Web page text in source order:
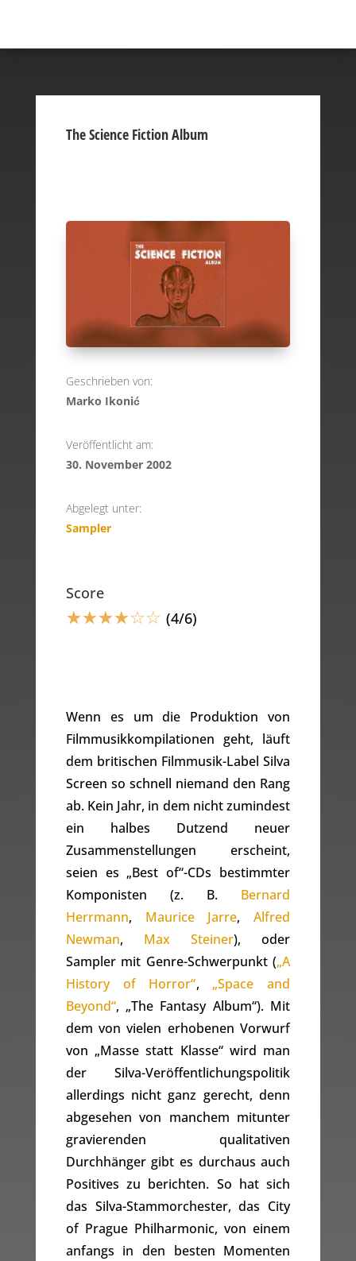
The Science Fiction Album
Geschrieben von:
Marko Ikonić
Veröffentlicht am:
30. November 2002
Abgelegt unter:
Sampler
Score
☆☆☆☆☆☆ (4/6)
Wenn es um die Produktion von
Filmmusikkompilationen geht, läuft
dem britischen Filmmusik-Label Silva
Screen so schnell niemand den Rang
ab. Kein Jahr, in dem nicht zumindest
ein halbes Dutzend neuer
Zusammenstellungen erscheint,
seien es „Best of“-CDs bestimmter
Komponisten (z. B. Bernard
Herrmann, Maurice Jarre,Alfred
Newman, Max Steiner), oder
Sampler mit Genre-Schwerpunkt („A
History of Horror“, „Space and
Beyond“, „The Fantasy Album“). Mit
dem von vielen erhobenen Vorwurf
von „Masse statt Klasse“ wird man
der Silva-Veröffentlichungspolitik
allerdings nicht ganz gerecht, denn
abgesehen von manchem mitunter
gravierenden qualitativen
Durchhänger gibt es durchaus auch
Positives zu berichten. So hat sich
das Silva-Stammorchester, das City
of Prague Philharmonic, von einem
anfangs in den besten Momenten